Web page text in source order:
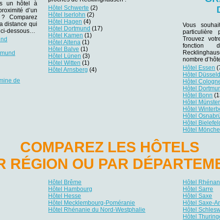
un hôtel à
d’un
Comparez
distance qui
dessous…
de
Hôtel Schwerte (2)
Hôtel Iserlohn (2)
Hôtel Hagen (4)
Hôtel Dortmund (17)
Hôtel Kamen (1)
Hôtel Altena (1)
Hôtel Balve (1)
Hôtel Lünen (3)
Hôtel Witten (1)
Hôtel Arnsberg (4)
Vous
particulière
Trouvez
fonction
nombre
Hôtel Essen
Hôtel
Hôtel
Hôtel
Hôtel Bonn
Hôtel Münster
Hôtel
Hôtel
Hôtel
Hôtel
COMPAREZ LES HÔTELS
RÉGION OU PAR
Hôtel Brême
Hôtel Hambourg
Hôtel Hesse
Hôtel Mecklembourg-Poméranie
Hôtel Rhénanie du Nord-Westphalie
Hôtel
Hôtel Sarre
Hôtel Saxe
Hôtel Saxe-
Hôtel
Hôtel